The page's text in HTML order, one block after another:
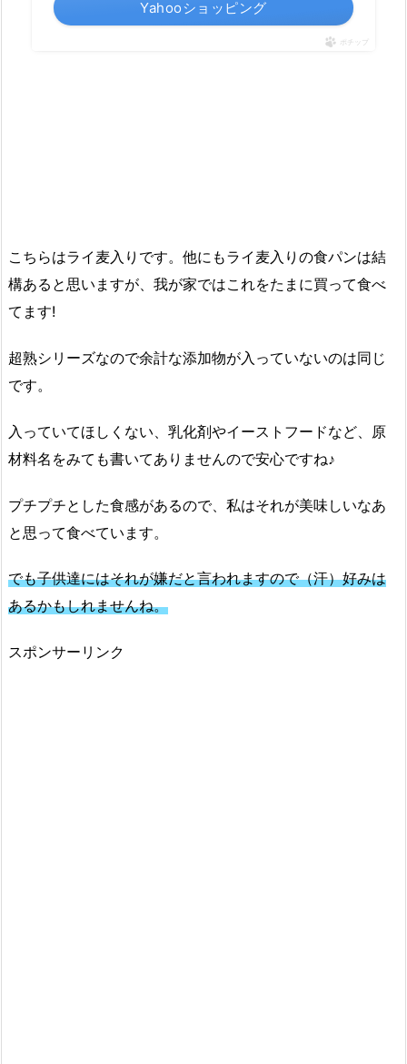
Yahooショッピング
ポチップ
こちらはライ麦入りです。 他にもライ麦入りの食パンは結
構あると思いますが、我が家ではこれをたまに買って食べ
てます!
超熟シリーズなので余計な添加物が入っていないのは同じ
です。
入っていてほしくない、乳化剤やイーストフードなど、原
材料名をみても書いてありませんので安心ですね♪
プチプチとした食感があるので、私はそれが美味しいなあ
と思って食べています。
でも子供達にはそれが嫌だと言われますので（汗）好みは
あるかもしれませんね。
スポンサーリンク